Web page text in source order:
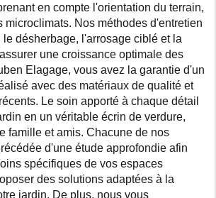
en compte l'orientation du terrain,
microclimats. Nos méthodes d'entretien
désherbage, l'arrosage ciblé et la
une croissance optimale des
Elagage, vous avez la garantie d'un
avec des matériaux de qualité et
Le soin apporté à chaque détail
en un véritable écrin de verdure,
famille et amis. Chacune de nos
d'une étude approfondie afin
spécifiques de vos espaces
des solutions adaptées à la
jardin. De plus, nous vous